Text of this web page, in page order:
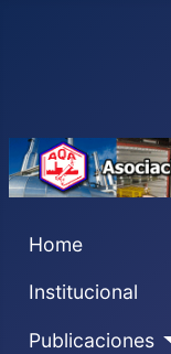
Home
Institucional
Publicaciones